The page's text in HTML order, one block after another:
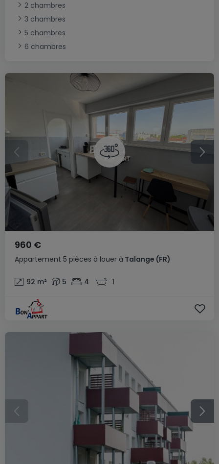
2 chambres
3 chambres
5 chambres
6 chambres
Appartement 5 pièces à louer à Talange (FR)
960 €
92 m² 5 4 1